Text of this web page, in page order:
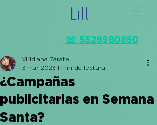
☏ 5528980880
¿Campañas
publicitarias en Semana
Santa?
Viridiana Zárate
3 mar 2023 1 min de lectura